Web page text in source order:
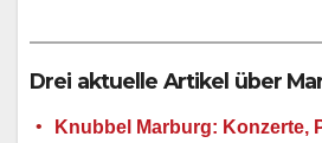
Drei aktuelle Artikel über
Knubbel Marburg: Konzerte,